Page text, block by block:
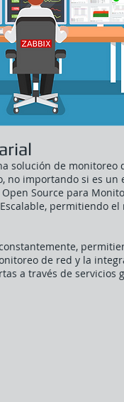
solución de monitoreo
no importando si es un
Source para
permitiendo
de red y la
a través de servicios